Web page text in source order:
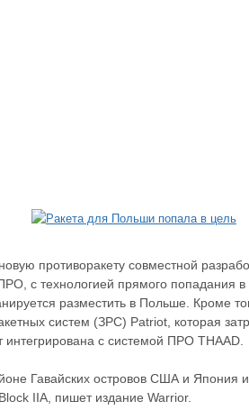
противоракету совместной
с технологией прямого попадания
разместить в Польше. Кроме
систем (ЗРС) Patriot, которая
интегрирована с системой ПРО THAAD.
Гавайских островов США и Япония
IIA, пишет издание Warrior.